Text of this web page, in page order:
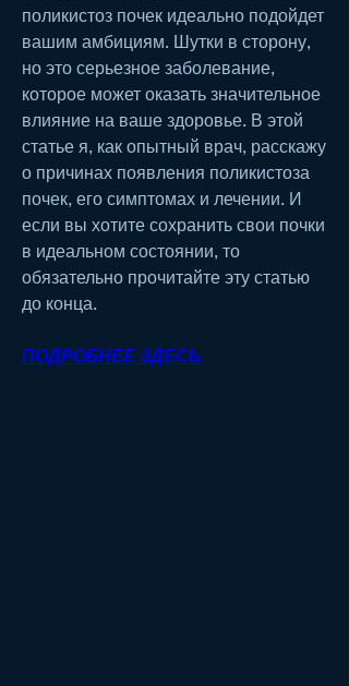
поликистоз почек идеально подойдет
вашим амбициям. Шутки в сторону,
но это серьезное заболевание,
которое может оказать значительное
влияние на ваше здоровье. В этой
статье я, как опытный врач, расскажу
о причинах появления поликистоза
почек, его симптомах и лечении. И
если вы хотите сохранить свои почки
в идеальном состоянии, то
обязательно прочитайте эту статью
до конца.
ПОДРОБНЕЕ ЗДЕСЬ